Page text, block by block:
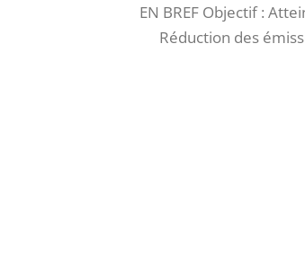
EN BREF Objectif :
Réduction des